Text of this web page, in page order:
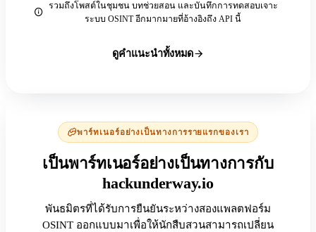
รวมถึงโพสต์ในชุมชน บทช่วยสอน และบันทึกการทดสอบเจาะ
ระบบ OSINT อีกมากมายที่อ้างอิงถึง API นี้
ดูคำแนะนำทั้งหมด
พาร์ทเนอร์อย่างเป็นทางการรายแรกของเรา
เป็นพาร์ทเนอร์อย่างเป็นทางการกับ
hackunderway.io
พันธมิตรที่ได้รับการยืนยันระหว่างสองแพลตฟอร์ม
OSINT ออกแบบมาเพื่อให้นักสืบสวนสามารถเปลี่ยน